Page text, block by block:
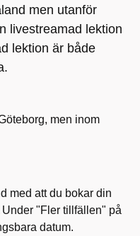
men utanför
livestreamad lektion
lektion är både
men inom
med att du bokar din
Under "Fler tillfällen" på
datum.